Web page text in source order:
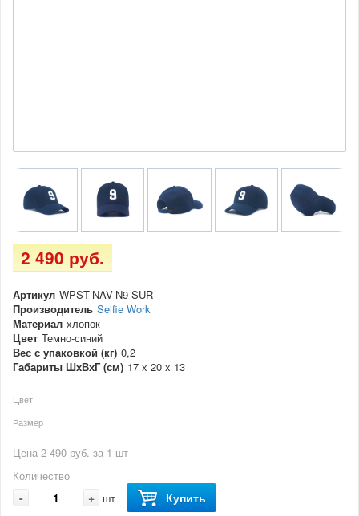
2 490 руб.
Артикул WPST-NAV-N9-SUR
Производитель Selfie Work
Материал хлопок
Цвет Темно-синий
Вес с упаковкой (кг) 0,2
Габариты ШхВхГ (см) 17 x 20 x 13
Цвет
Размер
Цена 2 490 руб. за 1 шт
Количество
- + шт Купить